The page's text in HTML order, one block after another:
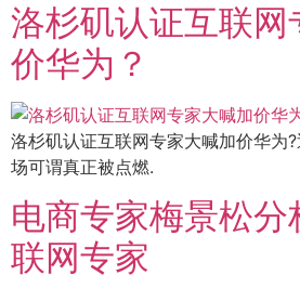
洛杉矶认证互联网
价华为？
洛杉矶认证互联网专家大喊加价华为
场可谓真正被点燃.
电商专家梅景松分
联网专家